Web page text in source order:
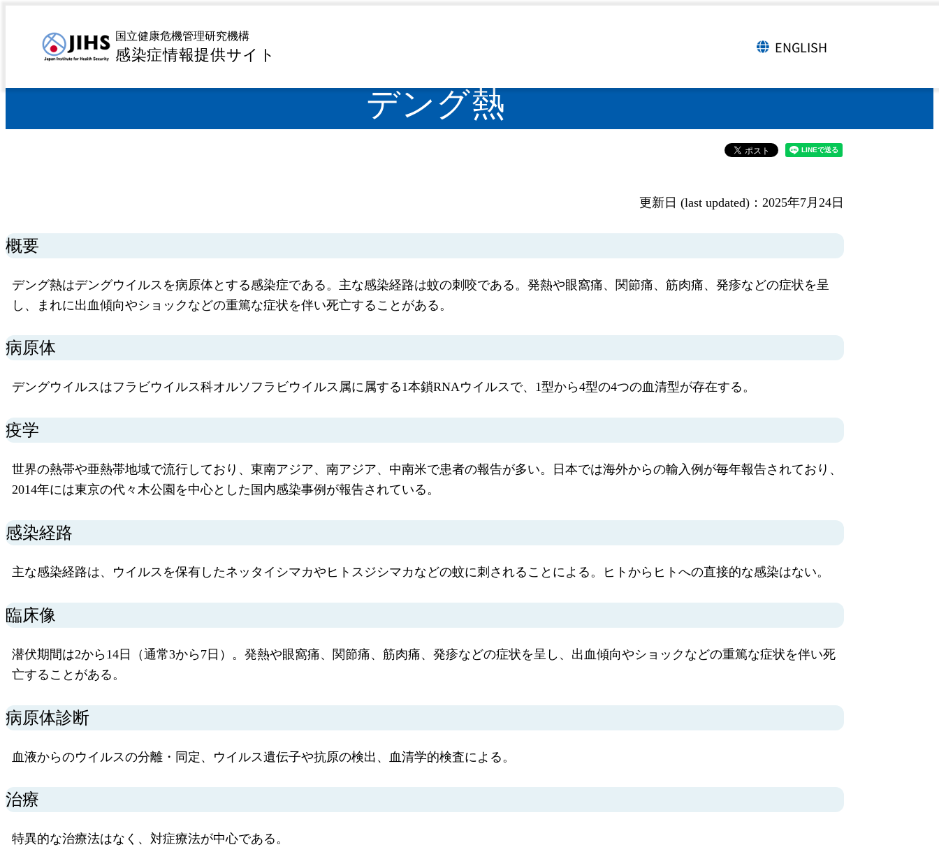
国立健康危機管理研究機構
感染症情報提供サイト 言語切り替え
ENGLISH
トップページ> 感染症を探す>疾患名から探す
デング熱
更新日 (last updated)：2025年7月24日
概要
デング熱はデングウイルスを病原体とする感染症である。主な感染経路は蚊の刺咬である。発熱や眼窩痛、関節痛、筋肉痛、発疹などの症状を呈
し、まれに出血傾向やショックなどの重篤な症状を伴い死亡することがある。
病原体
デングウイルスはフラビウイルス科オルソフラビウイルス属に属する1本鎖RNAウイルスで、1型から4型の4つの血清型が存在する。
疫学
世界の熱帯や亜熱帯地域で流行しており、東南アジア、南アジア、中南米で患者の報告が多い。日本では海外からの輸入例が毎年報告されており、
2014年には東京の代々木公園を中心とした国内感染事例が報告されている。
感染経路
主な感染経路は、ウイルスを保有したネッタイシマカやヒトスジシマカなどの蚊に刺されることによる。ヒトからヒトへの直接的な感染はない。
臨床像
潜伏期間は2から14日（通常3から7日）。発熱や眼窩痛、関節痛、筋肉痛、発疹などの症状を呈し、出血傾向やショックなどの重篤な症状を伴い死
亡することがある。
病原体診断
血液からのウイルスの分離・同定、ウイルス遺伝子や抗原の検出、血清学的検査による。
治療
特異的な治療法はなく、対症療法が中心である。